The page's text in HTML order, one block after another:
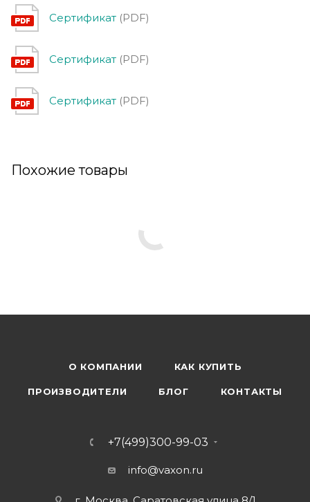
Сертификат (PDF)
Сертификат (PDF)
Сертификат (PDF)
Похожие товары
О КОМПАНИИ КАК КУПИТЬ
ПРОИЗВОДИТЕЛИ БЛОГ КОНТАКТЫ
+7(499)300-99-03
info@vaxon.ru